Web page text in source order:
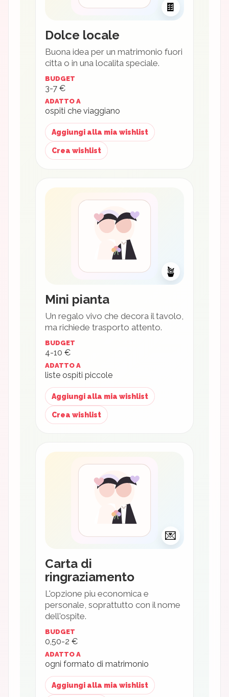
🍫
Dolce locale
Buona idea per un matrimonio fuori
citta o in una localita speciale.
BUDGET
3-7 €
ADATTO A
ospiti che viaggiano
Aggiungi alla mia wishlist
Crea wishlist
🪴
Mini pianta
Un regalo vivo che decora il tavolo,
ma richiede trasporto attento.
BUDGET
4-10 €
ADATTO A
liste ospiti piccole
Aggiungi alla mia wishlist
Crea wishlist
💌
Carta di
ringraziamento
L'opzione piu economica e
personale, soprattutto con il nome
dell'ospite.
BUDGET
0,50-2 €
ADATTO A
ogni formato di matrimonio
Aggiungi alla mia wishlist